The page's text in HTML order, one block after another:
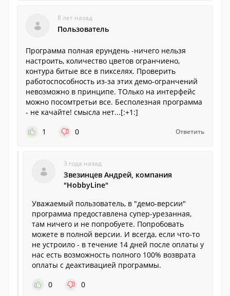
8 лет назад
Пользователь
Программа полная ерундень -ничего нельзя
настроить, количество цветов огранчиено,
контура битые все в пикселях. Проверить
работоспособность из-за этих демо-огранчений
невозможно в принципе. ТОлько на интерфейс
можно посомтретьи все. Бесполезная программа
- не качайте! смысла нет...[:+1:]
1
0 Ответить
3 года назад
Звезинцев Андрей, компания
"HobbyLine"
Уважаемый пользователь, в "демо-версии"
программа предоставлена супер-урезанная,
там ничего и не попробуете. Попробовать
можете в полной версии. И всегда, если что-то
не устроило - в течение 14 дней после оплаты у
нас есть возможность полного 100% возврата
оплаты с деактивацией программы.
0
0